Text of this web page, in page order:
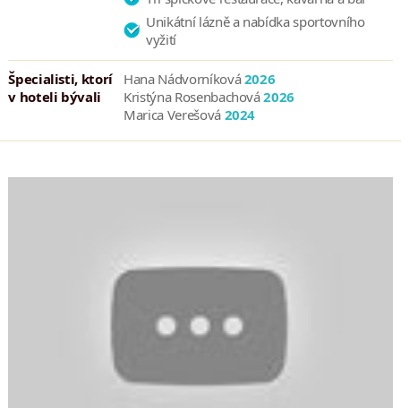
• Kajaky a paddleboardy
• Šnorchlovacie vybavenie
• Topánky do vody (reef shoes)
Unikátní lázně a nabídka sportovního
vyžití
Špecialisti, ktorí
v hoteli bývali
Hana Nádvorníková2026
Kristýna Rosenbachová2026
Marica Verešová 2024